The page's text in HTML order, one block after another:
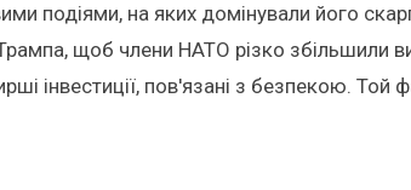
подіями, на яких домінували його
щоб члени НАТО різко збільшили
інвестиції, пов'язані з безпекою. Той